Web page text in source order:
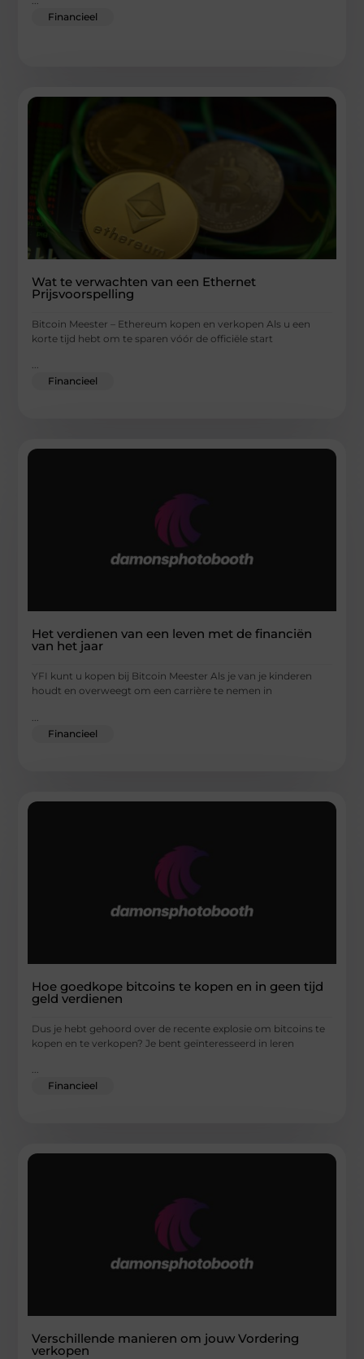
Financieel
Wat te verwachten van een Ethernet
Prijsvoorspelling
Bitcoin Meester – Ethereum kopen en verkopen Als u een
korte tijd hebt om te sparen vóór de officiële start
...
Financieel
Het verdienen van een leven met de financiën
van het jaar
YFI kunt u kopen bij Bitcoin Meester Als je van je kinderen
houdt en overweegt om een carrière te nemen in
Financieel
Hoe goedkope bitcoins te kopen en in geen tijd
geld verdienen
Dus je hebt gehoord over de recente explosie om bitcoins te
kopen en te verkopen? Je bent geïnteresseerd in leren
Financieel
Verschillende manieren om jouw Vordering
verkopen